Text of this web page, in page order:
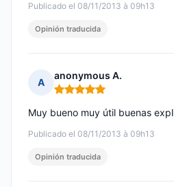
Publicado el 08/11/2013 à 09h13
Opinión traducida
A
anonymous A.
Nota: 5 de 5
Publicado el 08/11/2013 à 09h13
Muy bueno muy útil buenas
Opinión traducida